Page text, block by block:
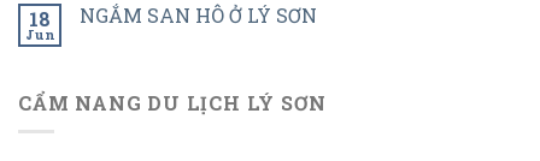
18
Jun
NGẮM SAN HÔ Ở LÝ SƠN
CẨM NANG DU LỊCH LÝ SƠN